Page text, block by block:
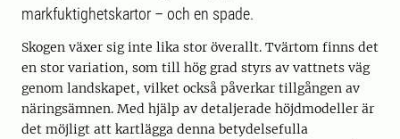
markfuktighetskartor – och en spade.
Skogen växer sig inte lika stor överallt. Tvärtom finns det
en stor variation, som till hög grad styrs av vattnets väg
genom landskapet, vilket också påverkar tillgången av
näringsämnen. Med hjälp av detaljerade höjdmodeller är
det möjligt att kartlägga denna betydelsefulla